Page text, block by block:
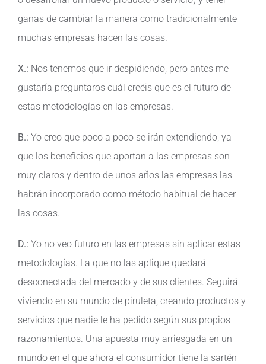
ganas de cambiar la manera como tradicionalmente
muchas empresas hacen las cosas.
X.: Nos tenemos que ir despidiendo, pero antes me
gustaría preguntaros cuál creéis que es el futuro de
estas metodologías en las empresas.
B.: Yo creo que poco a poco se irán extendiendo, ya
que los beneficios que aportan a las empresas son
muy claros y dentro de unos años las empresas las
habrán incorporado como método habitual de hacer
las cosas.
D.: Yo no veo futuro en las empresas sin aplicar estas
metodologías. La que no las aplique quedará
desconectada del mercado y de sus clientes. Seguirá
viviendo en su mundo de piruleta, creando productos y
servicios que nadie le ha pedido según sus propios
razonamientos. Una apuesta muy arriesgada en un
mundo en el que ahora el consumidor tiene la sartén